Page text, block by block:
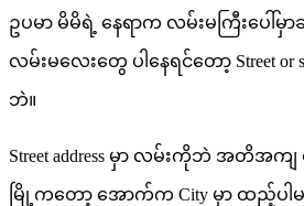
ဥပမာ မိမိရဲ့ နေရာက လမ်းမကြီးပေါ်မှာဆို
လမ်းမလေးတွေ ပါနေရင်တော့ Street
ဘဲ။
Street address မှာ လမ်းကိုဘဲ အတိအက
မြို့ကတော့ အောက်က City မှာ ထည့်ပါမ